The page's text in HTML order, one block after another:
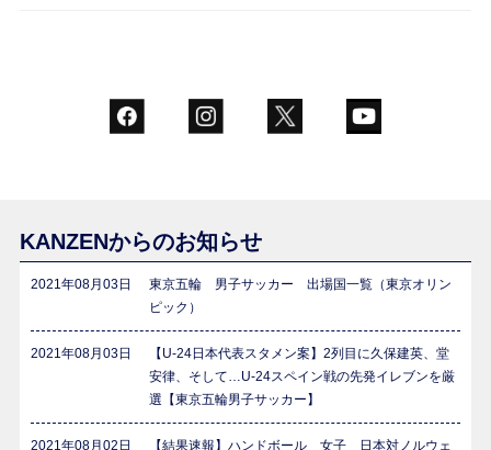
KANZENからのお知らせ
2021年08月03日
東京五輪 男子サッカー 出場国一覧（東京オリン
ピック）
2021年08月03日
【U-24日本代表スタメン案】2列目に久保建英、堂
安律、そして…U-24スペイン戦の先発イレブンを厳
選【東京五輪男子サッカー】
2021年08月02日
【結果速報】ハンドボール 女子 日本対ノルウェ